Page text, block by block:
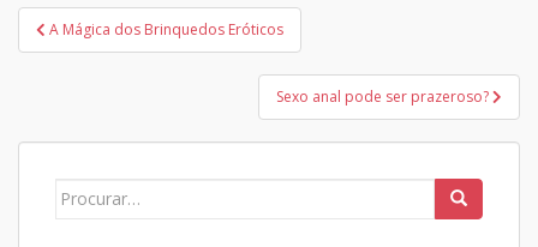
Navegação
de
A Mágica dos Brinquedos Eróticos
Sexo anal pode ser prazeroso?
Search